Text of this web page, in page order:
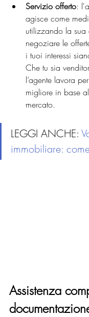
Servizio offerto:
agisce come
utilizzando la sua
negoziare le
i tuoi interessi
Che tu sia
l’agente lavora
migliore in base
mercato.
LEGGI ANCHE:
immobiliare:
Assistenza